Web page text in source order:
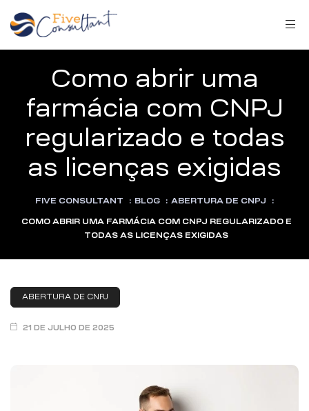
Como abrir uma
farmácia com CNPJ
regularizado e todas
as licenças exigidas
FIVE CONSULTANT : BLOG : ABERTURA DE CNPJ :
COMO ABRIR UMA FARMÁCIA COM CNPJ REGULARIZADO E
TODAS AS LICENÇAS EXIGIDAS
ABERTURA DE CNPJ
21 DE JULHO DE 2025